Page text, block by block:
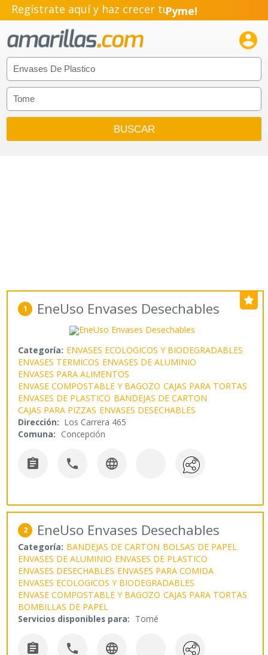
Regístrate aquí y haz crecer tuPyme!
Emprendimiento!

1 EneUso Envases Desechables
Categoría: ENVASES ECOLOGICOS Y BIODEGRADABLES
ENVASES TERMICOS ENVASES DE ALUMINIO
ENVASES PARA ALIMENTOS
ENVASE COMPOSTABLE Y BAGOZO CAJAS PARA TORTAS
ENVASES DE PLASTICO BANDEJAS DE CARTON
CAJAS PARA PIZZAS ENVASES DESECHABLES
Dirección: Los Carrera 465
Comuna: Concepción
  
2 EneUso Envases Desechables
Categoría: BANDEJAS DE CARTON BOLSAS DE PAPEL
ENVASES DE ALUMINIO ENVASES DE PLASTICO
ENVASES DESECHABLES ENVASES PARA COMIDA
ENVASES ECOLOGICOS Y BIODEGRADABLES
ENVASE COMPOSTABLE Y BAGOZO CAJAS PARA TORTAS
BOMBILLAS DE PAPEL
Servicios disponibles para: Tomé
  